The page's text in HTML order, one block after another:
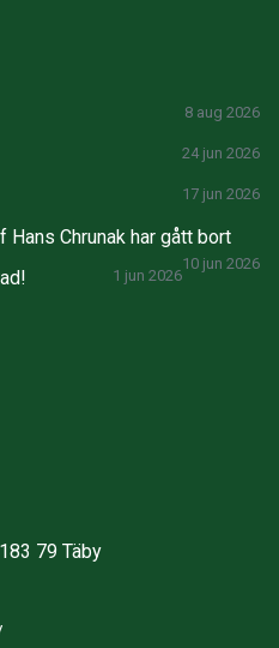
8 aug 2026
24 jun 2026
17 jun 2026
Chrunak har gått bort
10 jun 2026
1 jun 2026
79 Täby